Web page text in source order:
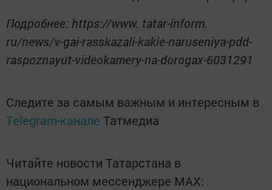
Подробнее: https://www. tatar-inform.
ru/news/v-gai-rasskazali-kakie-naruseniya-pdd-
raspoznayut-videokamery-na-dorogax-6031291
Следите за самым важным и интересным в
Telegram-канале Татмедиа
Читайте новости Татарстана в
национальном мессенджере MАХ: